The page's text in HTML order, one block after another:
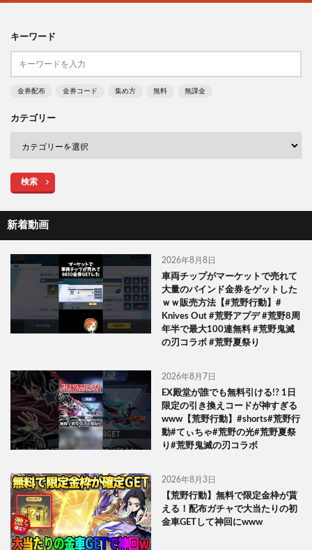
キーワード
金券配布 金券コード 集め方 無料 無課金
カテゴリー
検索
新着動画
2026年8月8日
車両チップがマーケットで売れて
大量のバインド金券をゲットした
ｗｗ販売方法【#荒野行動】#
Knives Out #荒野アプデ #荒野8周
年半で最大100連無料 #荒野鬼滅
の刃コラボ #荒野夏祭り
2026年8月7日
EX殿堂が誰でも無料引ける!? 1日
限定の引き換えコードが神すぎる
www【荒野行動】#shorts#荒野行
動#てぃちゃ#荒野の光#荒野夏祭
り#荒野鬼滅の刃コラボ
2026年8月3日
【荒野行動】無料で限定金枠が貰
える！配布ガチャで大当たりの初
金車GETして神回にwww